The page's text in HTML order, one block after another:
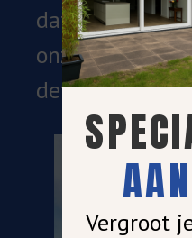
dat voldoet
onze klanten,
detail en
Vergroot